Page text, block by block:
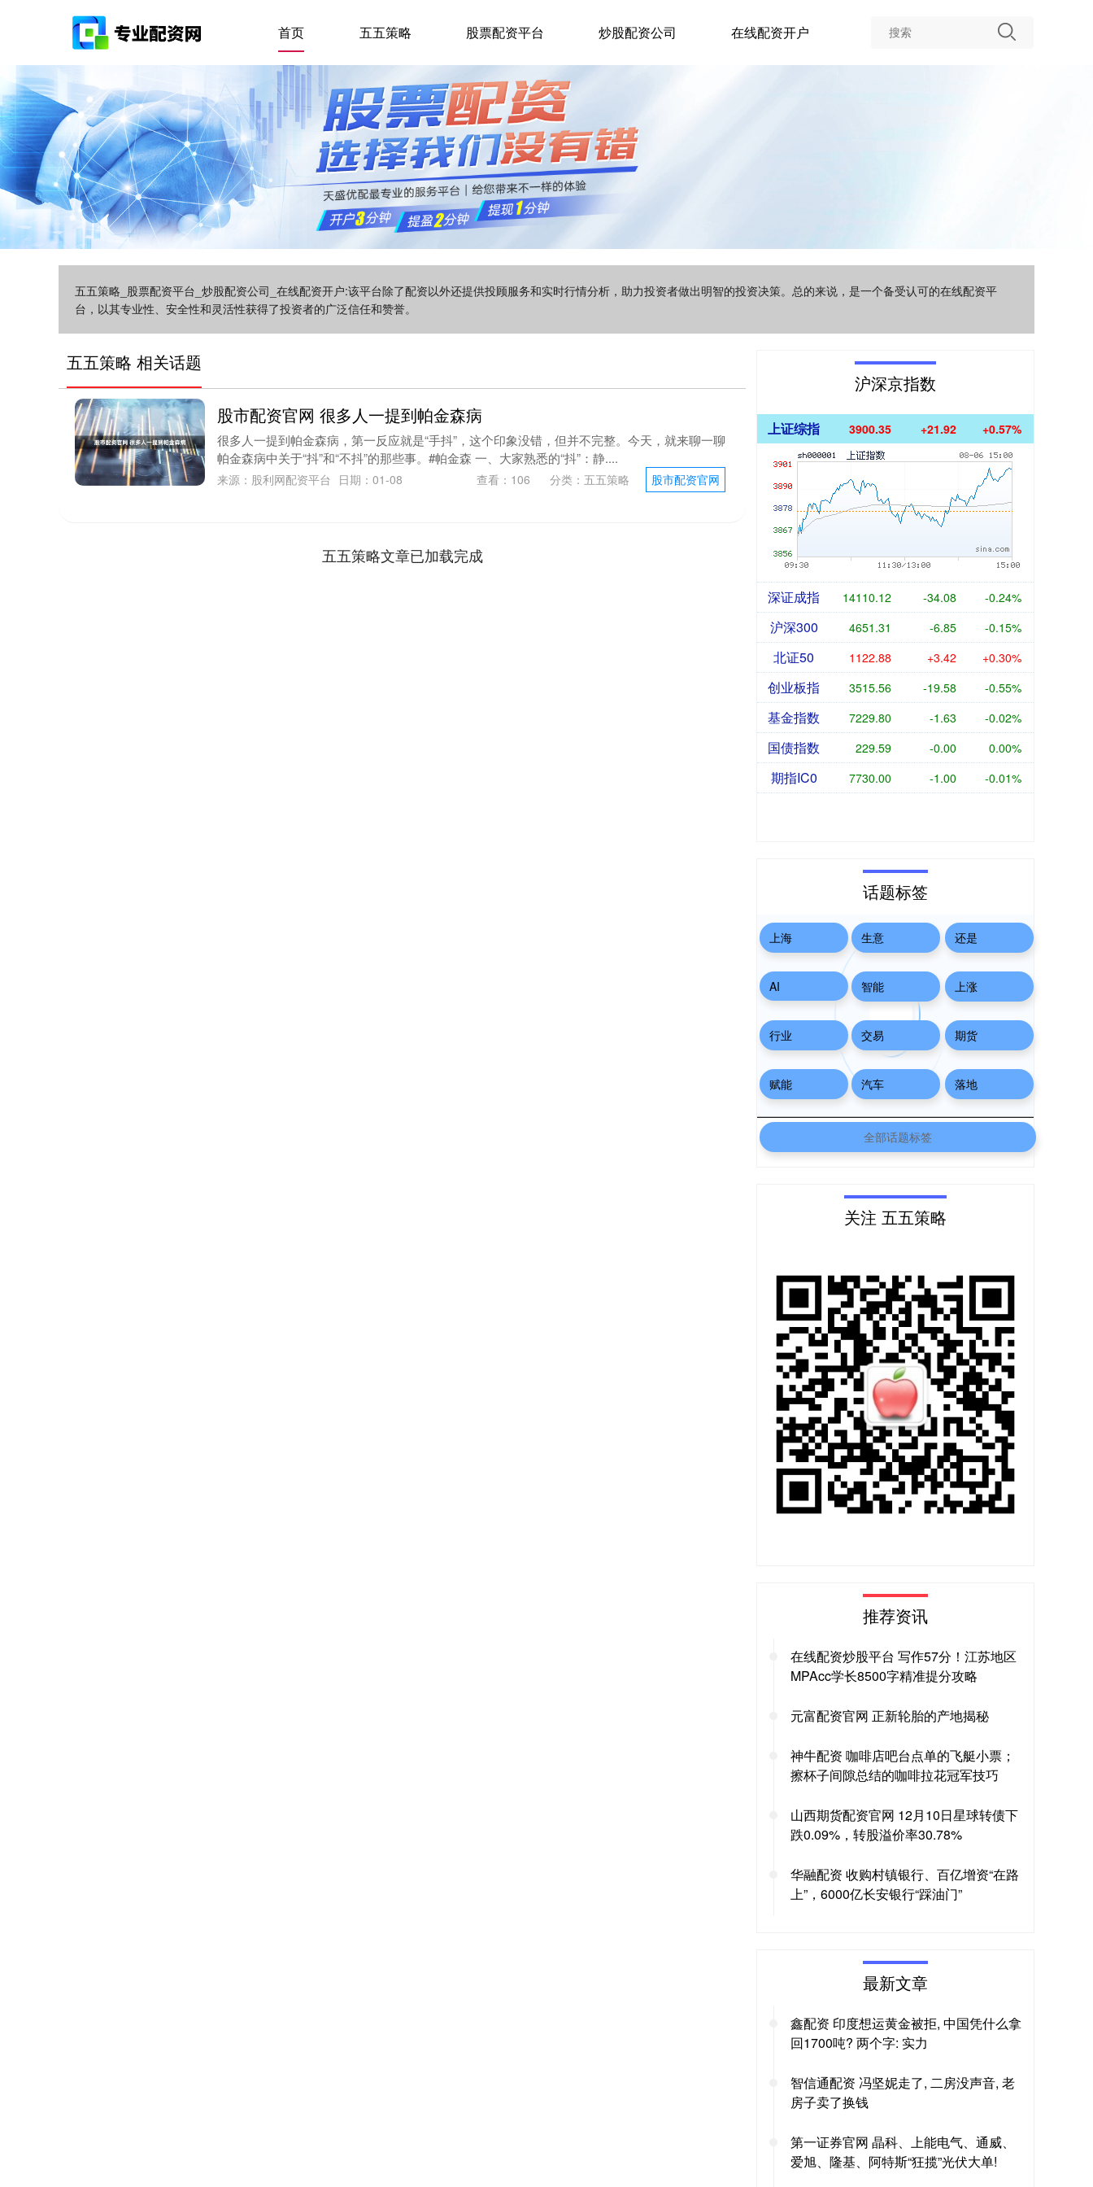
首页 五五策略 股票配资平台 炒股配资公司 在线配资开户
五五策略_股票配资平台_炒股配资公司_在线配资开户:该平台除了配资以外还提供投顾服务和实时行情分析，助力投资者做出明智的投资决策。总的来说，是一个备受认可的在线配资平
台，以其专业性、安全性和灵活性获得了投资者的广泛信任和赞誉。
五五策略 相关话题
股市配资官网 很多人一提到帕金森病
很多人一提到帕金森病，第一反应就是“手抖”，这个印象没错，但并不完整。今天，就来聊一聊
帕金森病中关于“抖”和“不抖”的那些事。#帕金森 一、大家熟悉的“抖”：静....
股市配资官网
来源：股利网配资平台 日期：01-08 查看： 106 分类： 五五策略
五五策略文章已加载完成
沪深京指数
上证综指 3900.35 +21.92 +0.57%
深证成指 14110.12 -34.08 -0.24%
沪深300 4651.31 -6.85 -0.15%
北证50 1122.88 +3.42 +0.30%
创业板指 3515.56 -19.58 -0.55%
基金指数 7229.80 -1.63 -0.02%
国债指数 229.59 -0.00 0.00%
期指IC0 7730.00 -1.00 -0.01%
话题标签
上海 生意 还是
AI 智能 上涨
行业 交易 期货
赋能 汽车 落地
全部话题标签
关注 五五策略
推荐资讯
在线配资炒股平台 写作57分！江苏地区
MPAcc学长8500字精准提分攻略
元富配资官网 正新轮胎的产地揭秘
神牛配资 咖啡店吧台点单的飞艇小票；
擦杯子间隙总结的咖啡拉花冠军技巧
山西期货配资官网 12月10日星球转债下
跌0.09%，转股溢价率30.78%
华融配资 收购村镇银行、百亿增资“在路
上”，6000亿长安银行“踩油门”
最新文章
鑫配资 印度想运黄金被拒, 中国凭什么拿
回1700吨? 两个字: 实力
智信通配资 冯坚妮走了, 二房没声音, 老
房子卖了换钱
第一证券官网 晶科、上能电气、通威、
爱旭、隆基、阿特斯“狂揽”光伏大单!